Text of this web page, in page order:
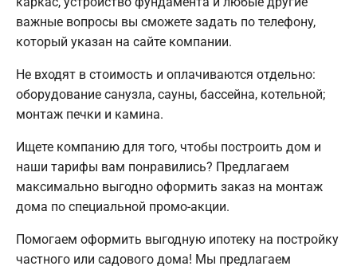
важные вопросы вы сможете задать по телефону,
который указан на сайте компании.
Не входят в стоимость и оплачиваются отдельно:
оборудование санузла, сауны, бассейна, котельной;
монтаж печки и камина.
Ищете компанию для того, чтобы построить дом и
наши тарифы вам понравились? Предлагаем
максимально выгодно оформить заказ на монтаж
дома по специальной промо-акции.
Помогаем оформить выгодную ипотеку на постройку
частного или садового дома! Мы предлагаем